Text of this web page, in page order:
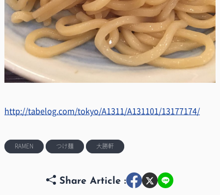
http://tabelog.com/tokyo/A1311/A131101/13177174/
RAMEN つけ麺 大勝軒
Share Article :